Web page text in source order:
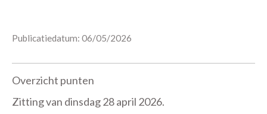
Publicatiedatum: 06/05/2026
Overzicht punten
Zitting van dinsdag 28 april 2026.